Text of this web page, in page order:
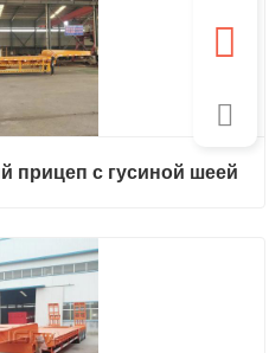
прицеп с гусиной шеей